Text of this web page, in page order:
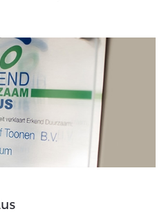
Proace City (excl. BTW)